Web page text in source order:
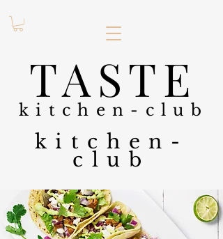
TASTE
kitchen-club
kitchen-
club